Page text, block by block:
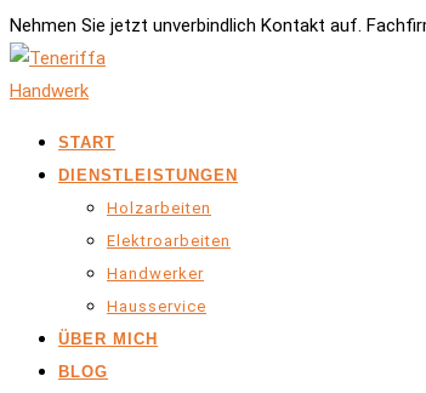
Nehmen Sie jetzt unverbindlich Kontakt auf.
START
DIENSTLEISTUNGEN
Holzarbeiten
Elektroarbeiten
Handwerker
Hausservice
ÜBER MICH
BLOG